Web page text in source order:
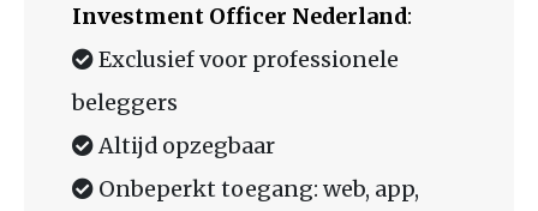
Investment Officer Nederland:
Exclusief voor professionele
beleggers
Altijd opzegbaar
Onbeperkt toegang: web, app,